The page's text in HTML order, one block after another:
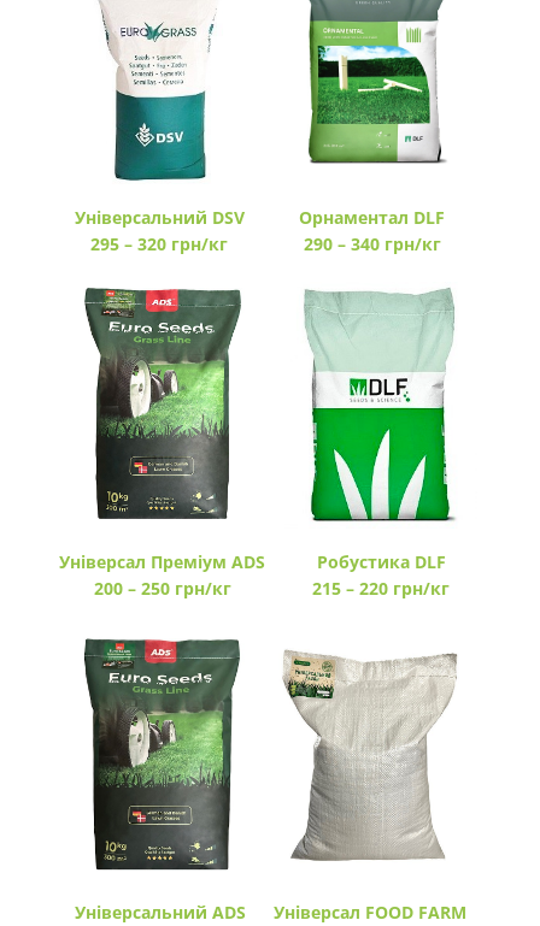
Універсальний DSV
295 – 320 грн/кг
Орнаментал DLF
290 – 340 грн/кг
Універсал Преміум ADS
200 – 250 грн/кг
Робустика DLF
215 – 220 грн/кг
Універсальний ADS
Універсал FOOD FARM